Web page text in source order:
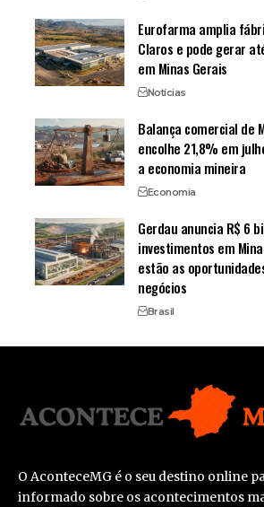
Eurofarma amplia
Claros e pode gerar
em Minas Gerais
Notícias
Balança comercial de
encolhe 21,8% em
a economia mineira
Economia
Gerdau anuncia R$ 6
investimentos em
estão as
negócios
Brasil
O AconteceMG é o seu destino online
informado sobre os acontecimentos